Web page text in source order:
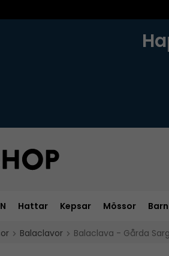
Hattar Kepsar Mössor Barn
Balaclavor Balaclava - Gårda